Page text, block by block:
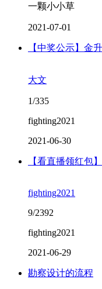
一颗小小草
2021-07-01
【中奖公示】金
大文
1/335
fighting2021
2021-06-30
【看直播领红包
fighting2021
9/2392
fighting2021
2021-06-29
勘察设计的流程